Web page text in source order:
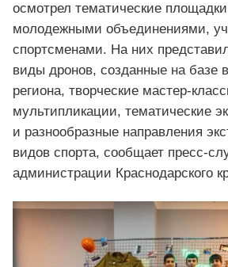
осмотрел тематические
молодежными объединениями,
спортсменами. На них
виды дронов, созданные на базе
региона, творческие мастер-
мультипликации, тематические
и разнообразные направления
видов спорта, сообщает пресс-
администрации Краснодарского